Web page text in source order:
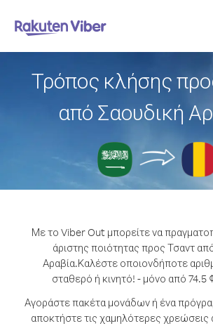
Τρόπος κλήσης
από Σαουδική
Με το Viber Out μπορείτε να
άριστης ποιότητας προς Τσαντ
Αραβία.Καλέστε οποιονδήποτε
σταθερό ή κινητό! - μόνο από 74.5
Αγοράστε πακέτα μονάδων ή ένα
αποκτήστε τις χαμηλότερες